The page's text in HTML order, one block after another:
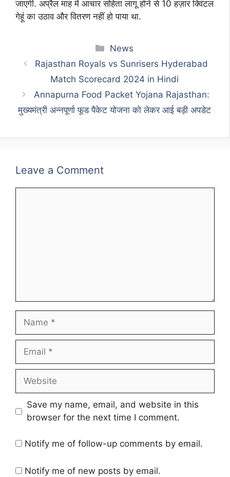
जाएगी. अप्रैल माह में आचार संहिता लागू होने से 10 हज़ार क्विंटल
गेहूं का उठाव और वितरण नहीं हो पाया था.
Categories
News
Rajasthan Royals vs Sunrisers Hyderabad
Match Scorecard 2024 in Hindi
Annapurna Food Packet Yojana Rajasthan:
मुख्यमंत्री अन्नपूर्णा फूड पैकेट योजना को लेकर आई बड़ी अपडेट
Leave a Comment
Name
Email
Website
Save my name, email, and website in this
browser for the next time I comment.
Notify me of follow-up comments by email.
Notify me of new posts by email.